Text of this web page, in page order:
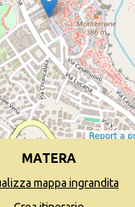
MATERA
mappa ingrandita